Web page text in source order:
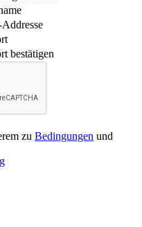
bestätigen
zu Bedingungen und